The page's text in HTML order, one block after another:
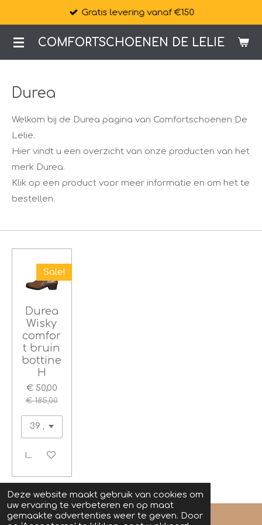
Deze website maakt gebruik van cookies om
uw ervaring te verbeteren en op maat
gemaakte advertenties weer te geven. Door
naar
de
COMFORTSCHOENEN DE LELIE
Gratis levering vanaf €150
Durea
Welkom bij de Durea pagina van Comfortschoenen De
Lelie.
Hier vindt u een overzicht van onze producten van het
merk Durea.
Klik op een product voor meer informatie en om het te
bestellen.
Sale!
Durea
Wisky
comfor
t bruin
bottine
H
€ 50,00
€ 185,00
In winkelwagen